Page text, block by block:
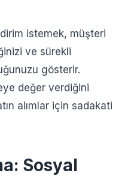
istemek, müşteri
ve sürekli
gösterir.
değer verdiğini
alımlar için sadakati
Sosyal